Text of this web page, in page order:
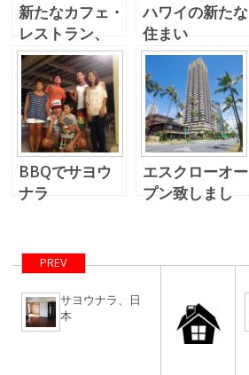
新たなカフェ・
レストラン、
Blue Marlin で
Mr.Uzueのフ
ェアウェルパー
ティー
ハワイの新たな
住まい
BBQでサヨウ
ナラ
エスクローオー
プン致しまし
PREV
サヨウナラ、日
本